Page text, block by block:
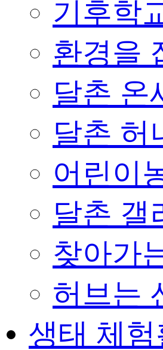
기후학
환경을
달촌 온
달촌 허
어린이
달촌 갤
찾아가
허브는
생태 체험